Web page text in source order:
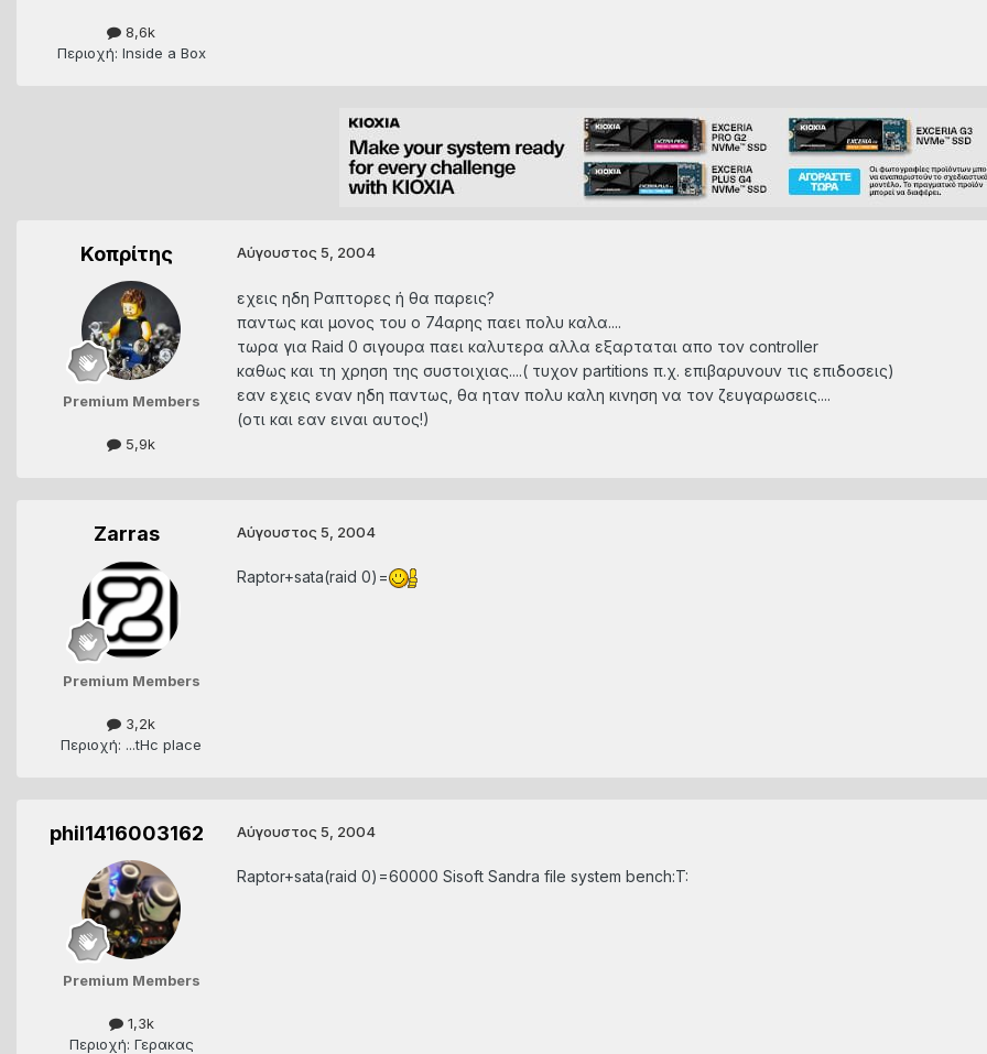
8,6k
Περιοχή: Inside a Box
Κοπρίτης
Premium Members
5,9k
Αύγουστος 5, 2004
εχεις ηδη Ραπτορες ή θα παρεις?
παντως και μονος του ο 74αρης παει πολυ καλα....
τωρα για Raid 0 σιγουρα παει καλυτερα αλλα εξαρταται απο τον controller
καθως και τη χρηση της συστοιχιας....( τυχον partitions π.χ. επιβαρυνουν τις επιδοσεις)
εαν εχεις εναν ηδη παντως, θα ηταν πολυ καλη κινηση να τον ζευγαρωσεις....
(οτι και εαν ειναι αυτος!)
Zarras
Premium Members
3,2k
Περιοχή: ...tHc place
Αύγουστος 5, 2004
Raptor+sata(raid 0)=
phil1416003162
Premium Members
1,3k
Περιοχή: Γερακας
Αύγουστος 5, 2004
Raptor+sata(raid 0)=60000 Sisoft Sandra file system bench:T: